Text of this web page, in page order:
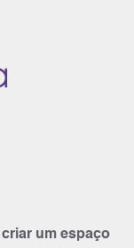
um espaço